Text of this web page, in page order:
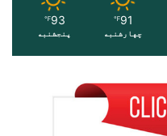
91
℉
چهارشنبه
93
℉
پنجشنبه